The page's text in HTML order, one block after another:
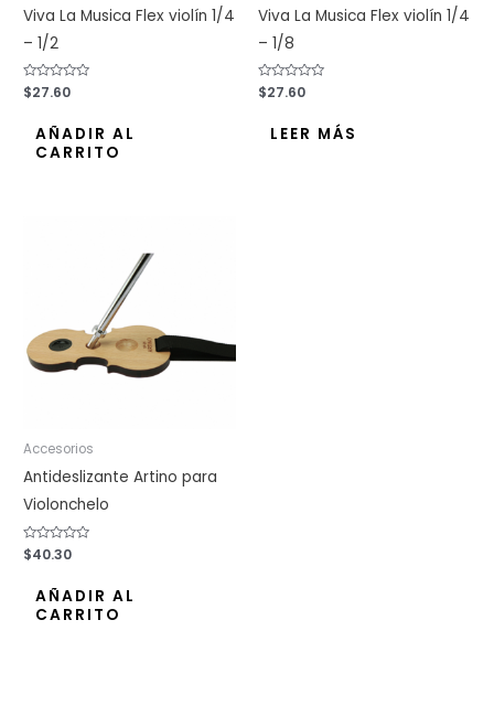
Viva La Musica Flex violín 1/4
– 1/2
Valorado
con
$27.60
AÑADIR AL
CARRITO
Viva La Musica Flex violín 1/4
– 1/8
Valorado
con
$27.60
LEER MÁS
Accesorios
Antideslizante Artino para
Violonchelo
Valorado
con
$40.30
AÑADIR AL
CARRITO